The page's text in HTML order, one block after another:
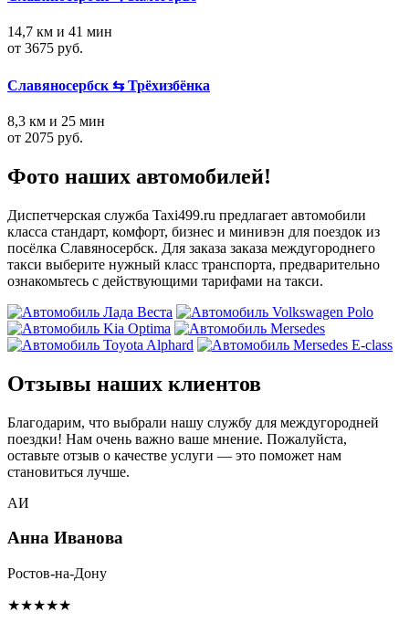
14,7 км и 41 мин
от 3675 руб.
Славяносербск ⇆ Трёхизбёнка
8,3 км и 25 мин
от 2075 руб.
Фото наших автомобилей!
Диспетчерская служба Taxi499.ru предлагает автомобили
класса стандарт, комфорт, бизнес и минивэн для поездок из
посёлка Славяносербск. Для заказа заказа междугороднего
такси выберите нужный класс транспорта, предварительно
ознакомьтесь с действующими тарифами на такси.
Отзывы наших клиентов
Благодарим, что выбрали нашу службу для междугородней
поездки! Нам очень важно ваше мнение. Пожалуйста,
оставьте отзыв о качестве услуги — это поможет нам
становиться лучше.
АИ
Анна Иванова
Ростов-на-Дону
★★★★★